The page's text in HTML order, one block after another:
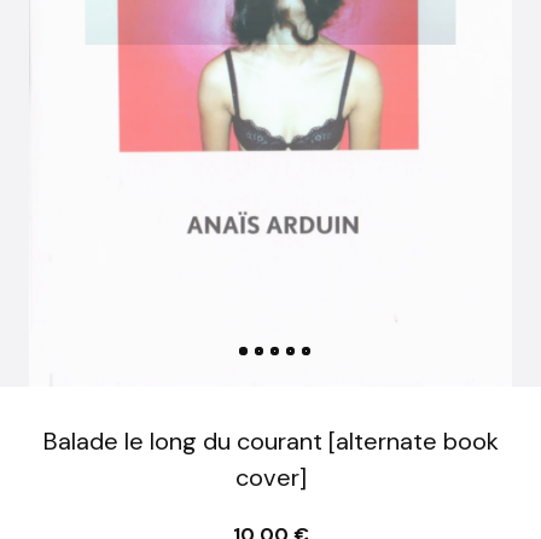
Balade le long du courant [alternate book
cover]